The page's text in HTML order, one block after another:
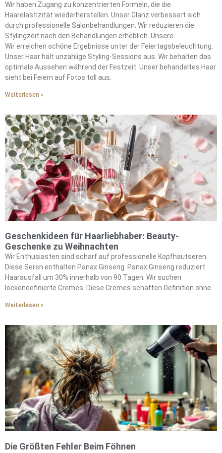
Wir haben Zugang zu konzentrierten Formeln, die die
Haarelastizität wiederherstellen. Unser Glanz verbessert sich
durch professionelle Salonbehandlungen. Wir reduzieren die
Stylingzeit nach den Behandlungen erheblich. Unsere
wintermüden Haare verwandeln sich in roter-Teppich-taugliches
Haar.
Wir erreichen schöne Ergebnisse unter der Feiertagsbeleuchtung.
Unser Haar hält unzählige Styling-Sessions aus. Wir behalten das
optimale Aussehen während der Festzeit. Unser behandeltes Haar
sieht bei Feiern auf Fotos toll aus.
Weiterlesen »
Geschenkideen für Haarliebhaber: Beauty-
Geschenke zu Weihnachten
Wir Enthusiasten sind scharf auf professionelle Kopfhautseren.
Diese Seren enthalten Panax Ginseng. Panax Ginseng reduziert
Haarausfall um 30% innerhalb von 90 Tagen. Wir suchen
lockendefinierte Cremes. Diese Cremes schaffen Definition ohne
Instagram-würdigen Glanz. Wir schätzen multifunktionale Öle.
Geschenksets. Geschenksets kombinieren Argan-Jojoba-Öle mit
Keratin-Reparaturmasken. Diese Kombinationen bieten Salon-
Qualität für zuhause. Wir verwandeln tägliche Routinen in roter-
Teppich-würdige Rituale. Wir entdecken die begehrtesten
Kombinationen durch sorgfältige Produktpaarung. Diese
raffinierten Formulierungen heben unser Haarpflege-Erlebnis auf
die nächste Stufe.
Weiterlesen »
Die Größten Fehler Beim Föhnen